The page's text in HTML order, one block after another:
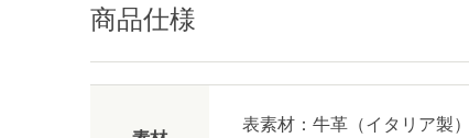
商品仕様
表素材：牛革（イタリア製）